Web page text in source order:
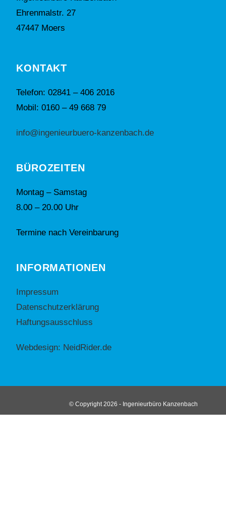
Ehrenmalstr. 27
47447 Moers
KONTAKT
Telefon: 02841 – 406 2016
Mobil: 0160 – 49 668 79
info@ingenieurbuero-kanzenbach.de
BÜROZEITEN
Montag – Samstag
8.00 – 20.00 Uhr
Termine nach Vereinbarung
INFORMATIONEN
Impressum
Datenschutzerklärung
Haftungsausschluss
Webdesign: NeidRider.de
© Copyright 2026 - Ingenieurbüro Kanzenbach